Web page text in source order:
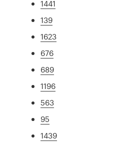
1441
139
1623
676
689
1196
563
95
1439